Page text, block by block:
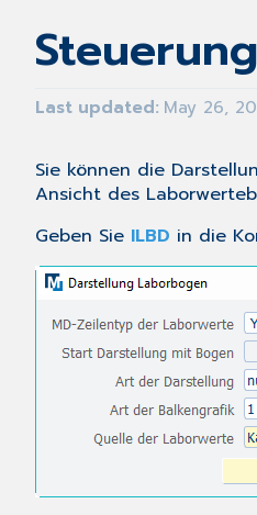
Last updated May 26,
Sie können die
Ansicht des
Geben Sie ILBD in die